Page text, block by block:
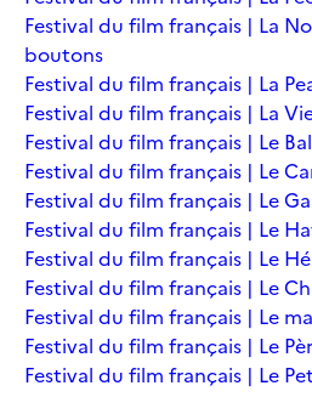
Festival du film français | La
boutons
Festival du film français | La
Festival du film français | La
Festival du film français | Le
Festival du film français | Le
Festival du film français | Le
Festival du film français | Le
Festival du film français | Le
Festival du film français | Le
Festival du film français | Le
Festival du film français | Le
Festival du film français | Le